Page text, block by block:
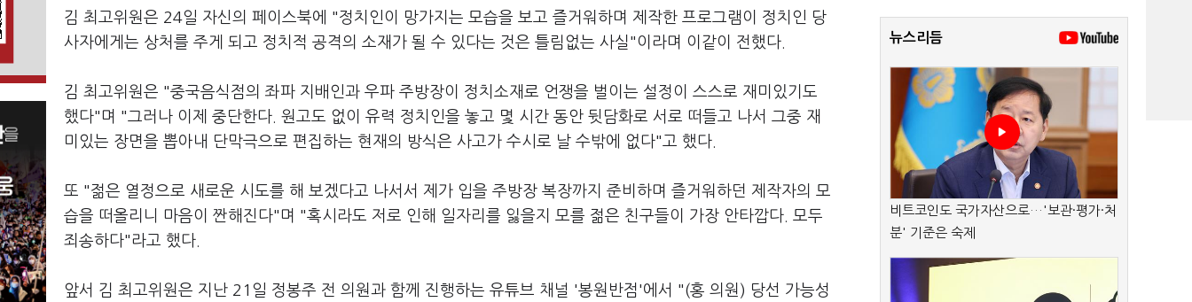
김 최고위원은 24일 자신의 페이스북에 "정치인이 망가지는 모습을 보고 즐거워하며 제작한 프로그램이 정치인 당
사자에게는 상처를 주게 되고 정치적 공격의 소재가 될 수 있다는 것은 틀림없는 사실"이라며 이같이 전했다.
김 최고위원은 "중국음식점의 좌파 지배인과 우파 주방장이 정치소재로 언쟁을 벌이는 설정이 스스로 재미있기도
했다"며 "그러나 이제 중단한다. 원고도 없이 유력 정치인을 놓고 몇 시간 동안 뒷담화로 서로 떠들고 나서 그중 재
미있는 장면을 뽑아내 단막극으로 편집하는 현재의 방식은 사고가 수시로 날 수밖에 없다"고 했다.
또 "젊은 열정으로 새로운 시도를 해 보겠다고 나서서 제가 입을 주방장 복장까지 준비하며 즐거워하던 제작자의 모
습을 떠올리니 마음이 짠해진다"며 "혹시라도 저로 인해 일자리를 잃을지 모를 젊은 친구들이 가장 안타깝다. 모두
죄송하다"라고 했다.
앞서 김 최고위원은 지난 21일 정봉주 전 의원과 함께 진행하는 유튜브 채널 '봉원반점'에서 "(홍 의원) 당선 가능성
뉴스리듬
비트코인도 국가자산으로…'보관·평가·처
분' 기준은 숙제